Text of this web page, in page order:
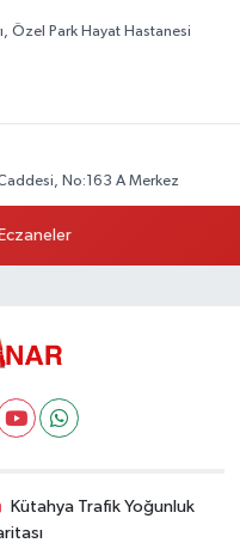
Özel Park Hayat Hastanesi
No:163 A Merkez
Kütahya Trafik Yoğunluk